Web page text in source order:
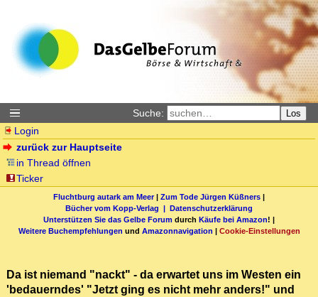
Suche: Los
Login
zurück zur Hauptseite
in Thread öffnen
Ticker
Fluchtburg autark am Meer| Zum Tode Jürgen Küßners |
Bücher vom Kopp-Verlag | Datenschutzerklärung
Unterstützen Sie das Gelbe Forum durch Käufe bei Amazon! |
Weitere Buchempfehlungen und Amazonnavigation | Cookie-Einstellungen
Da ist niemand "nackt" - da erwartet uns im Westen ein
'bedauerndes' "Jetzt ging es nicht mehr anders!" und